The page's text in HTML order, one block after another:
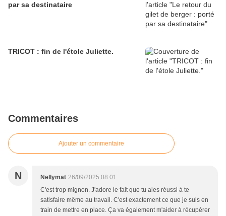
par sa destinataire
TRICOT : fin de l'étole Juliette.
Commentaires
Ajouter un commentaire
N Nellymat 26/09/2025 08:01
C'est trop mignon. J'adore le fait que tu aies réussi à te
satisfaire même au travail. C'est exactement ce que je suis en
train de mettre en place. Ça va également m'aider à récupérer